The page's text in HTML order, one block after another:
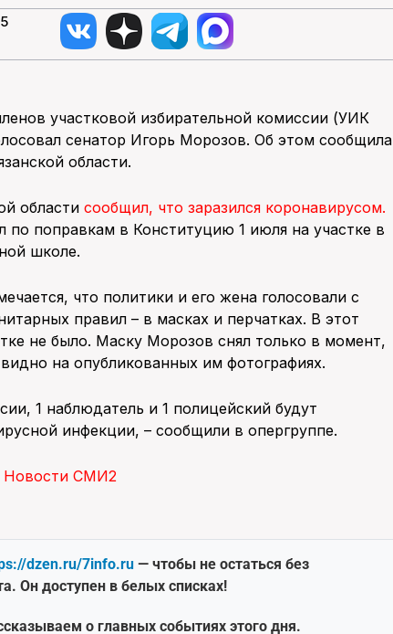
участковой избирательной комиссии (УИК
сенатор Игорь Морозов. Об этом сообщила
области.
области сообщил, что заразился коронавирусом.
по поправкам в Конституцию 1 июля на участке в
школе.
что политики и его жена голосовали с
правил – в масках и перчатках. В этот
не было. Маску Морозов снял только в момент,
на опубликованных им фотографиях.
1 наблюдатель и 1 полицейский будут
инфекции, – сообщили в опергруппе.
Новости СМИ2
dzen.ru/7info.ru — чтобы не остаться без
Он доступен в белых списках!
о главных событиях этого дня.